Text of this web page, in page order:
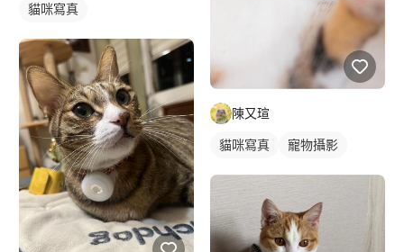
貓咪寫真
陳又瑄
貓咪寫真 寵物攝影